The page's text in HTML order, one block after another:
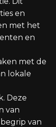
en
met het
en
met de
lokale
Deze
van
van